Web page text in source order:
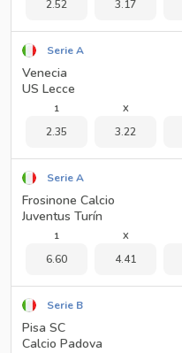
2.52 3.17
Serie A
Venecia
US Lecce
1
2.35
X
3.22
Serie A
Frosinone Calcio
Juventus Turín
1
6.60
X
4.41
Serie B
Pisa SC
Calcio Padova